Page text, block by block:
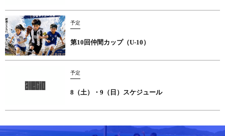
予定
第10回仲間カップ（U-10）
予定
8（土）・9（日）スケジュール